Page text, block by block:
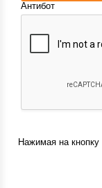
Антибот
Нажимая на